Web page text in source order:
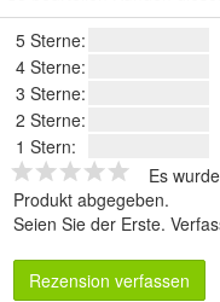
5 Sterne:
4 Sterne:
3 Sterne:
2 Sterne:
1 Stern:
Es
Produkt abgegeben.
Seien Sie der Erste.
Rezension verfassen